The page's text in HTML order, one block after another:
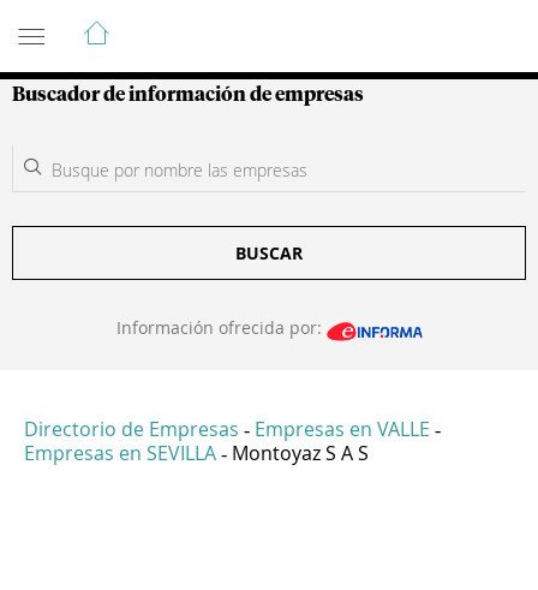
Guía de Empresas Colombianas
Buscador de información de empresas
BUSCAR
Información ofrecida por:
Directorio de Empresas - Empresas en VALLE -
Empresas en SEVILLA - Montoyaz S A S